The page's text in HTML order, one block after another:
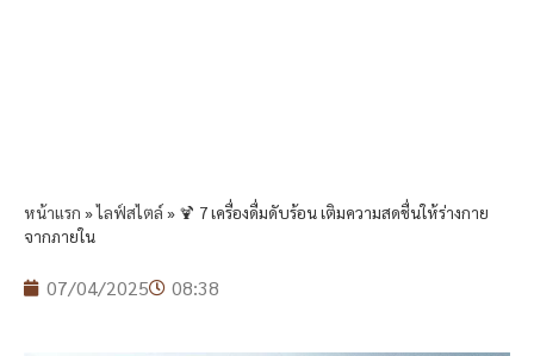
หน้าแรก »ไลฟ์สไตล์» 🍹 7 เครื่องดื่มดับร้อน เติมความสดชื่นให้ร่างกาย
จากภายใน
07/04/2025 08:38